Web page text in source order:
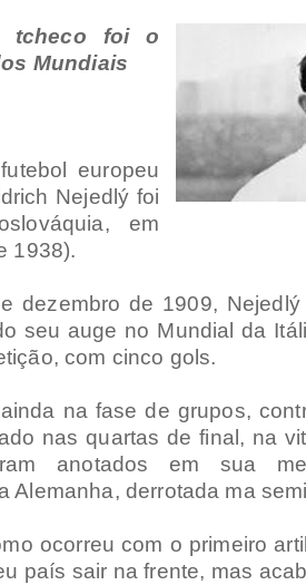
tcheco foi o
Mundiais
europeu
Nejedlý foi
em
1938).
dezembro de 1909,
seu auge no Mundial da
com cinco gols.
na fase de grupos,
nas quartas de final, na
anotados em sua
Alemanha, derrotada ma
ocorreu com o primeiro
país sair na frente, mas